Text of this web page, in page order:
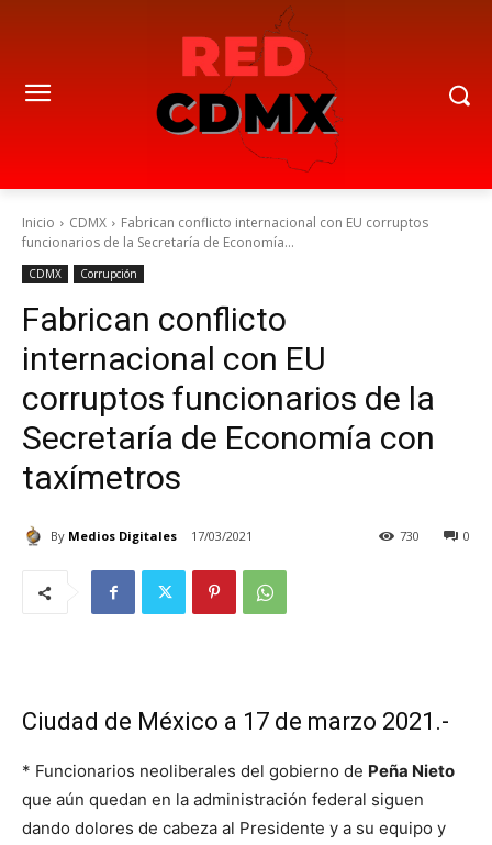
Inicio CDMX
Fabrican conflicto internacional con EU corruptos
funcionarios de la Secretaría de Economía...
CDMX Corrupción
Fabrican conflicto
internacional con EU
corruptos funcionarios de la
Secretaría de Economía con
taxímetros
By Medios Digitales 17/03/2021 0
730
Ciudad de México a 17 de marzo 2021.-
* Funcionarios neoliberales del gobierno de Peña Nieto
que aún quedan en la administración federal siguen
dando dolores de cabeza al Presidente y a su equipo y